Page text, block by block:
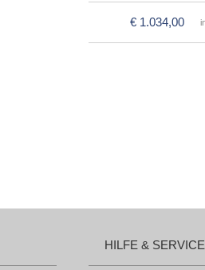
€ 1.034,00
HILFE & SERVICE